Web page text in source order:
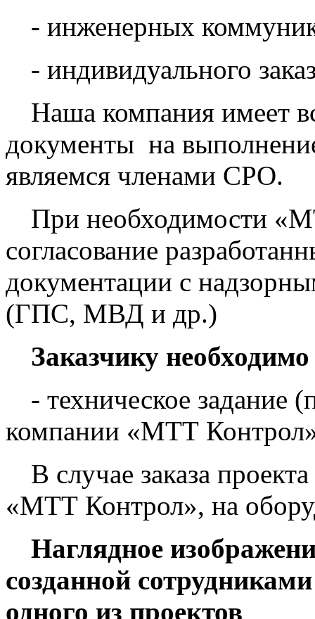
- инженерных
- индивидуального
Наша компания имеет
документы на
являемся членами СРО.
При необходимости
согласование
документации с
(ГПС, МВД и др.)
Заказчику
- техническое задание
компании «МТТ
В случае заказа
«МТТ Контрол», на
Наглядное
созданной
одного из проектов